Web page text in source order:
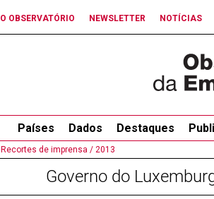
O OBSERVATÓRIO NEWSLETTER NOTÍCIAS
Países Dados Destaques
Recortes de imprensa / 2013
Governo do